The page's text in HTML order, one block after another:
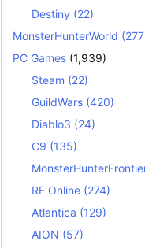
Destiny (22)
MonsterHunterWorld
PC Games (1,939)
Steam (22)
GuildWars (420)
Diablo3 (24)
C9 (135)
RF Online (274)
Atlantica (129)
AION (57)